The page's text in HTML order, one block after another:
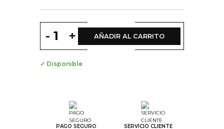
- + AÑADIR AL CARRITO
✓ Disponible
PAGO SEGURO
SERVICIO CLIENTE